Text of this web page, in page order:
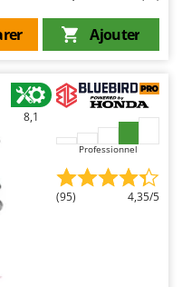
Ajouter
8,1
Professionnel
(95) 4,35/5